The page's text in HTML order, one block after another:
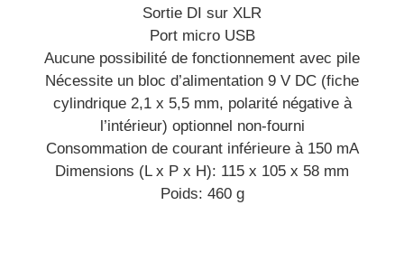
Sortie DI sur XLR
Port micro USB
Aucune possibilité de fonctionnement avec pile
Nécessite un bloc d’alimentation 9 V DC (fiche
cylindrique 2,1 x 5,5 mm, polarité négative à
l’intérieur) optionnel non-fourni
Consommation de courant inférieure à 150 mA
Dimensions (L x P x H): 115 x 105 x 58 mm
Poids: 460 g